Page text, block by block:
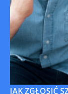
JAK ZGŁOSIĆ